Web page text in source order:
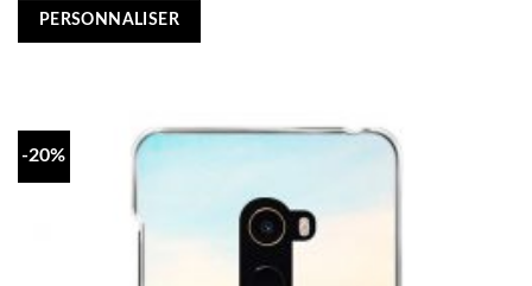
was:
is:
PERSONNALISER
-20%